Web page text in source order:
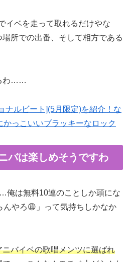
イベを走って取れるだけやな
所での出番、そして相方である
わ……
ナルビート](5月限定)を紹介！な
っこいいブラッキーなロック
バは楽しめそうですわ
は無料10連のことしか頭にな
んやろ😩」って気持ちしかなか
バイベの歌唱メンツに選ばれ